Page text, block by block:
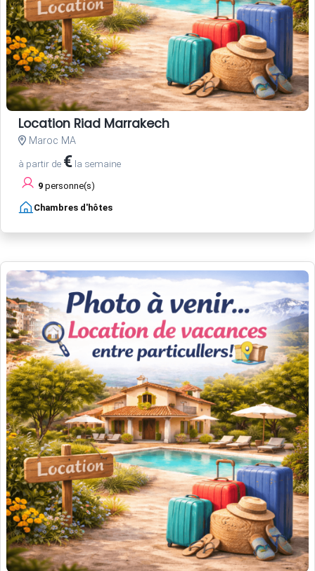
Location Riad Marrakech
Maroc MA
à partir de € la semaine
9 personne(s)
Chambres d'hôtes